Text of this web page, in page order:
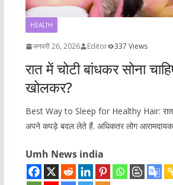
HEALTH
जनवरी 26, 2026 Editor 337 Views
रात में चोटी बांधकर सोना
खोलकर?
Best Way to Sleep for Healthy Hair: रात
अपने कपड़े बदल लेते हैं. अधिकतर लोग आरामदायक
Umh News india